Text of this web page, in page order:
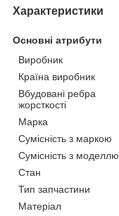
Характеристики
Основні атрибути
Виробник
Країна виробник
Вбудовані ребра
жорсткості
Марка
Сумісність з маркою
Сумісність з моделлю
Стан
Тип запчастини
Матеріал